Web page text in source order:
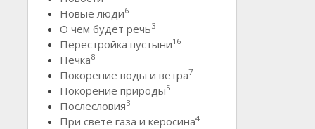
Новые люди6
О чем будет речь3
Перестройка пустыни16
Печка8
Покорение воды и ветра7
Покорение природы5
Послесловия3
При свете газа и керосина4